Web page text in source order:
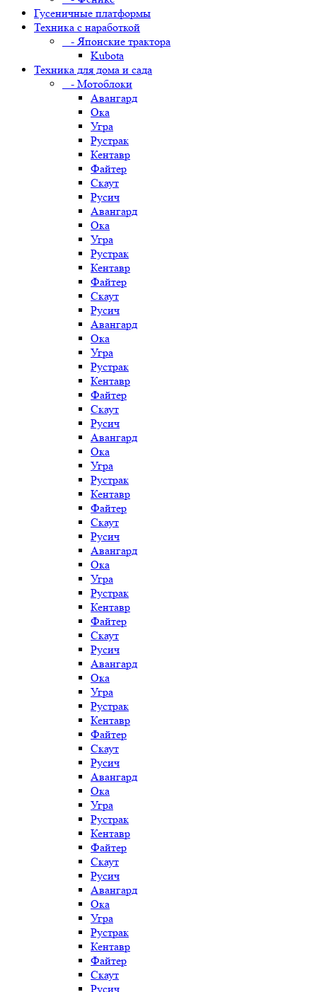
Гусеничные платформы
Техника с наработкой
- Японские трактора
Kubota
Техника для дома и сада
- Мотоблоки
Авангард
Ока
Угра
Рустрак
Кентавр
Файтер
Скаут
Русич
Авангард
Ока
Угра
Рустрак
Кентавр
Файтер
Скаут
Русич
Авангард
Ока
Угра
Рустрак
Кентавр
Файтер
Скаут
Русич
Авангард
Ока
Угра
Рустрак
Кентавр
Файтер
Скаут
Русич
Авангард
Ока
Угра
Рустрак
Кентавр
Файтер
Скаут
Русич
Авангард
Ока
Угра
Рустрак
Кентавр
Файтер
Скаут
Русич
Авангард
Ока
Угра
Рустрак
Кентавр
Файтер
Скаут
Русич
Авангард
Ока
Угра
Рустрак
Кентавр
Файтер
Скаут
Русич